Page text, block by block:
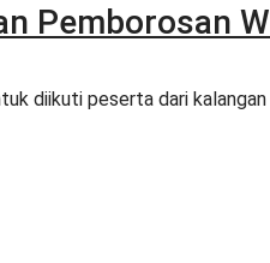
Pemborosan
diikuti peserta dari kalangan